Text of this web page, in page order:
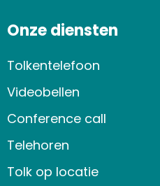
Onze diensten
Tolkentelefoon
Videobellen
Conference call
Telehoren
Tolk op locatie